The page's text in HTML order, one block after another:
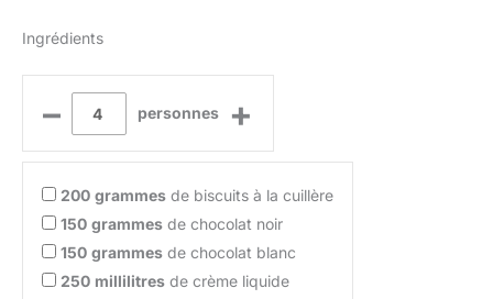
Ingrédients
– personnes +
200 grammes de biscuits à la cuillère
150 grammes de chocolat noir
150 grammes de chocolat blanc
250 millilitres de crème liquide